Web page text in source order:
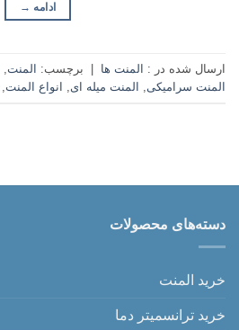
ادامه →
ارسال شده در : المنت ها | برچسب: المنت
المنت سرامیکی
المنت میله ای انواع المنت
دسته‌های محصولات
خرید المنت
خرید ترانسمیتر دما